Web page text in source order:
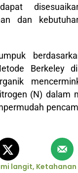
dan
Berkeley
(N) dalam
langit, Ketahanan